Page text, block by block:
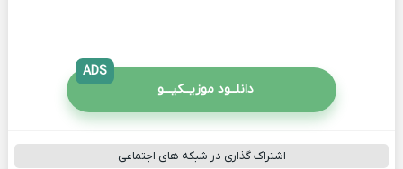
دانلــود موزیــکیـــو
ADS
اشتراک گذاری در شبکه های اجتماعی